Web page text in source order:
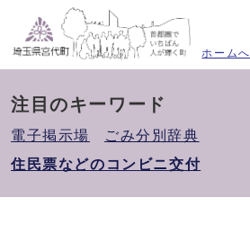
ホームへ
注目のキーワード
電子掲示場
ごみ分別辞典
住民票などのコンビニ交付